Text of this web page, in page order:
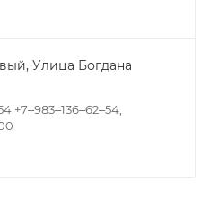
​Улица Богдана
+7‒983‒136‒62‒54,